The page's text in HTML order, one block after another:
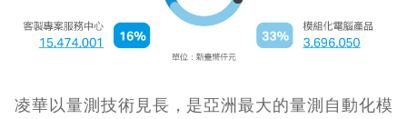
凌華以量測技術見長，是亞洲最大的量測自動化模